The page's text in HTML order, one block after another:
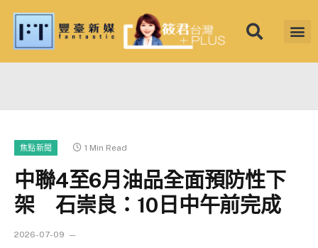
焦點新聞 1 Min Read
中聯4至6月油品全面預防性下
架 石崇良：10日中午前完成
2026-07-09